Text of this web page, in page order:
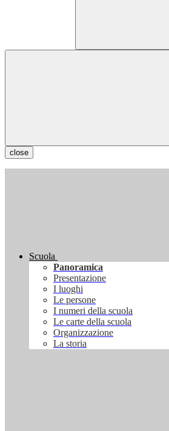
close
Scuola
Panoramica
Presentazione
I luoghi
Le persone
I numeri della scuola
Le carte della scuola
Organizzazione
La storia